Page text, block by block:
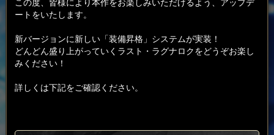
ートをいたします。
新バージョンに新しい「装備昇格」システムが実装！
どんどん盛り上がっていくラスト・ラグナロクをどうぞお楽し
みください！
詳しくは下記をご確認ください。